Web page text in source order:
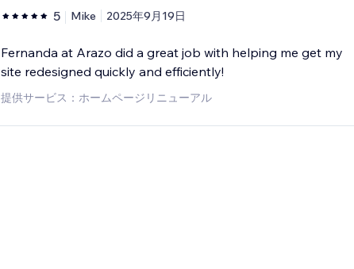
5 Mike 2025年9月19日
Fernanda at Arazo did a great job with helping me get my
site redesigned quickly and efficiently!
提供サービス：ホームページリニューアル